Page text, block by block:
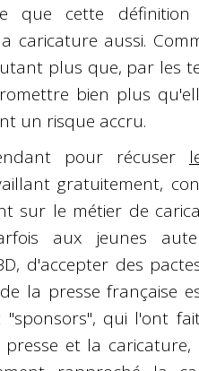
que cette
caricature aussi.
plus que, par les
bien plus
un risque accru.
pour récuser
gratuitement,
sur le métier de
aux jeunes
d'accepter des
la presse française
qui l'ont
et la caricature,